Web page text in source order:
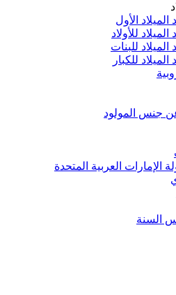
الأول
للأولاد
للبنات
للكبار
جنس المولود
الإمارات العربية المتحدة
السنة